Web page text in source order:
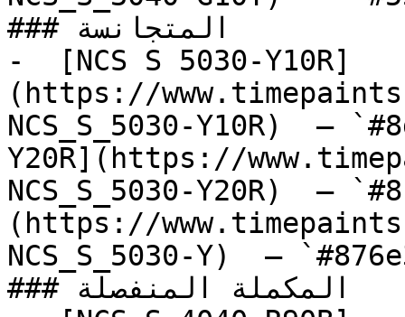
### المتجانسة
-  [NCS S 5030-Y10R]
(https://
NCS_S_5030-Y10R)  —
Y20R](https://
NCS_S_5030-Y20R)  —
(https://
NCS_S_5030-Y)  —
### المكملة المنفصلة